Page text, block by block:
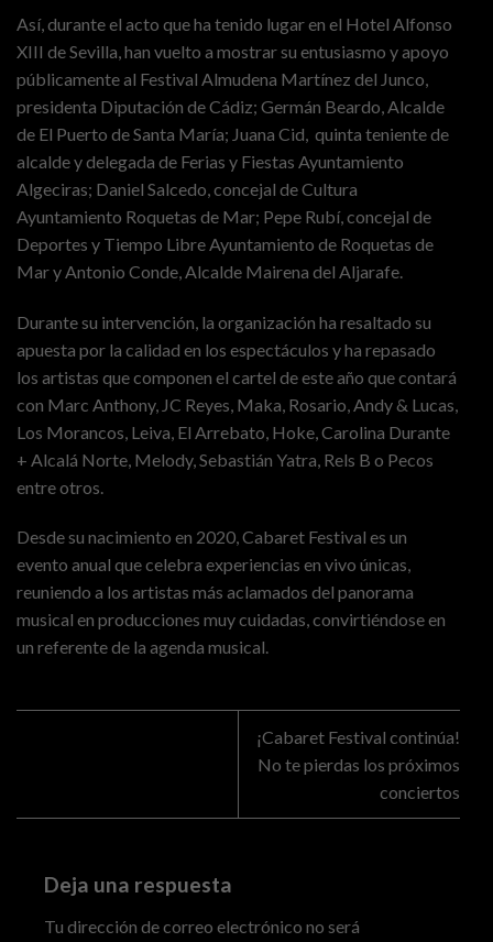
Así, durante el acto que ha tenido lugar en el Hotel Alfonso
XIII de Sevilla, han vuelto a mostrar su entusiasmo y apoyo
públicamente al Festival Almudena Martínez del Junco,
presidenta Diputación de Cádiz; Germán Beardo, Alcalde
de El Puerto de Santa María; Juana Cid, quinta teniente de
alcalde y delegada de Ferias y Fiestas Ayuntamiento
Algeciras; Daniel Salcedo, concejal de Cultura
Ayuntamiento Roquetas de Mar; Pepe Rubí, concejal de
Deportes y Tiempo Libre Ayuntamiento de Roquetas de
Mar y Antonio Conde, Alcalde Mairena del Aljarafe.
Durante su intervención, la organización ha resaltado su
apuesta por la calidad en los espectáculos y ha repasado
los artistas que componen el cartel de este año que contará
con Marc Anthony, JC Reyes, Maka, Rosario, Andy & Lucas,
Los Morancos, Leiva, El Arrebato, Hoke, Carolina Durante
+ Alcalá Norte, Melody, Sebastián Yatra, Rels B o Pecos
entre otros.
Desde su nacimiento en 2020, Cabaret Festival es un
evento anual que celebra experiencias en vivo únicas,
reuniendo a los artistas más aclamados del panorama
musical en producciones muy cuidadas, convirtiéndose en
un referente de la agenda musical.
¡Cabaret Festival continúa!
No te pierdas los próximos
conciertos
Deja una respuesta
Tu dirección de correo electrónico no será